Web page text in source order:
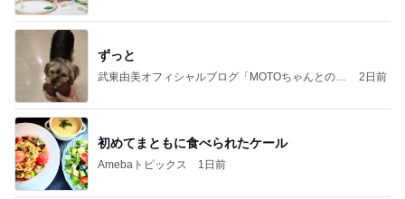
ずっと
武東由美オフィシャルブログ「MOTOちゃんとのは
2日前
初めてまともに食べられたケール
Amebaトピックス 1日前